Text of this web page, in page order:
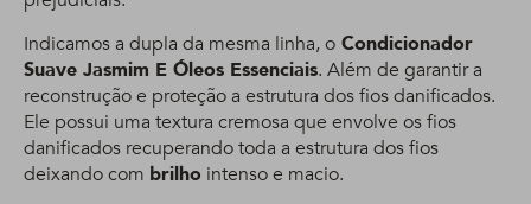
Indicamos a dupla da mesma linha, o Condicionador
Suave Jasmim E Óleos Essenciais. Além de garantir a
reconstrução e proteção a estrutura dos fios danificados.
Ele possui uma textura cremosa que envolve os fios
danificados recuperando toda a estrutura dos fios
deixando com brilho intenso e macio.